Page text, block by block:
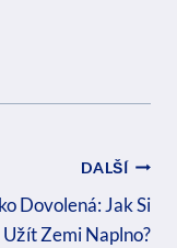
DALŠÍ
Dovolená: Jak Si
Užít Zemi Naplno?